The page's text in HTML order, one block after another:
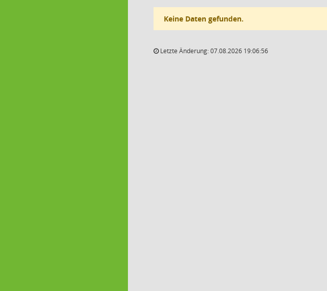
Keine Daten gefunden.
Letzte Änderung: 07.08.2026 19:06:56